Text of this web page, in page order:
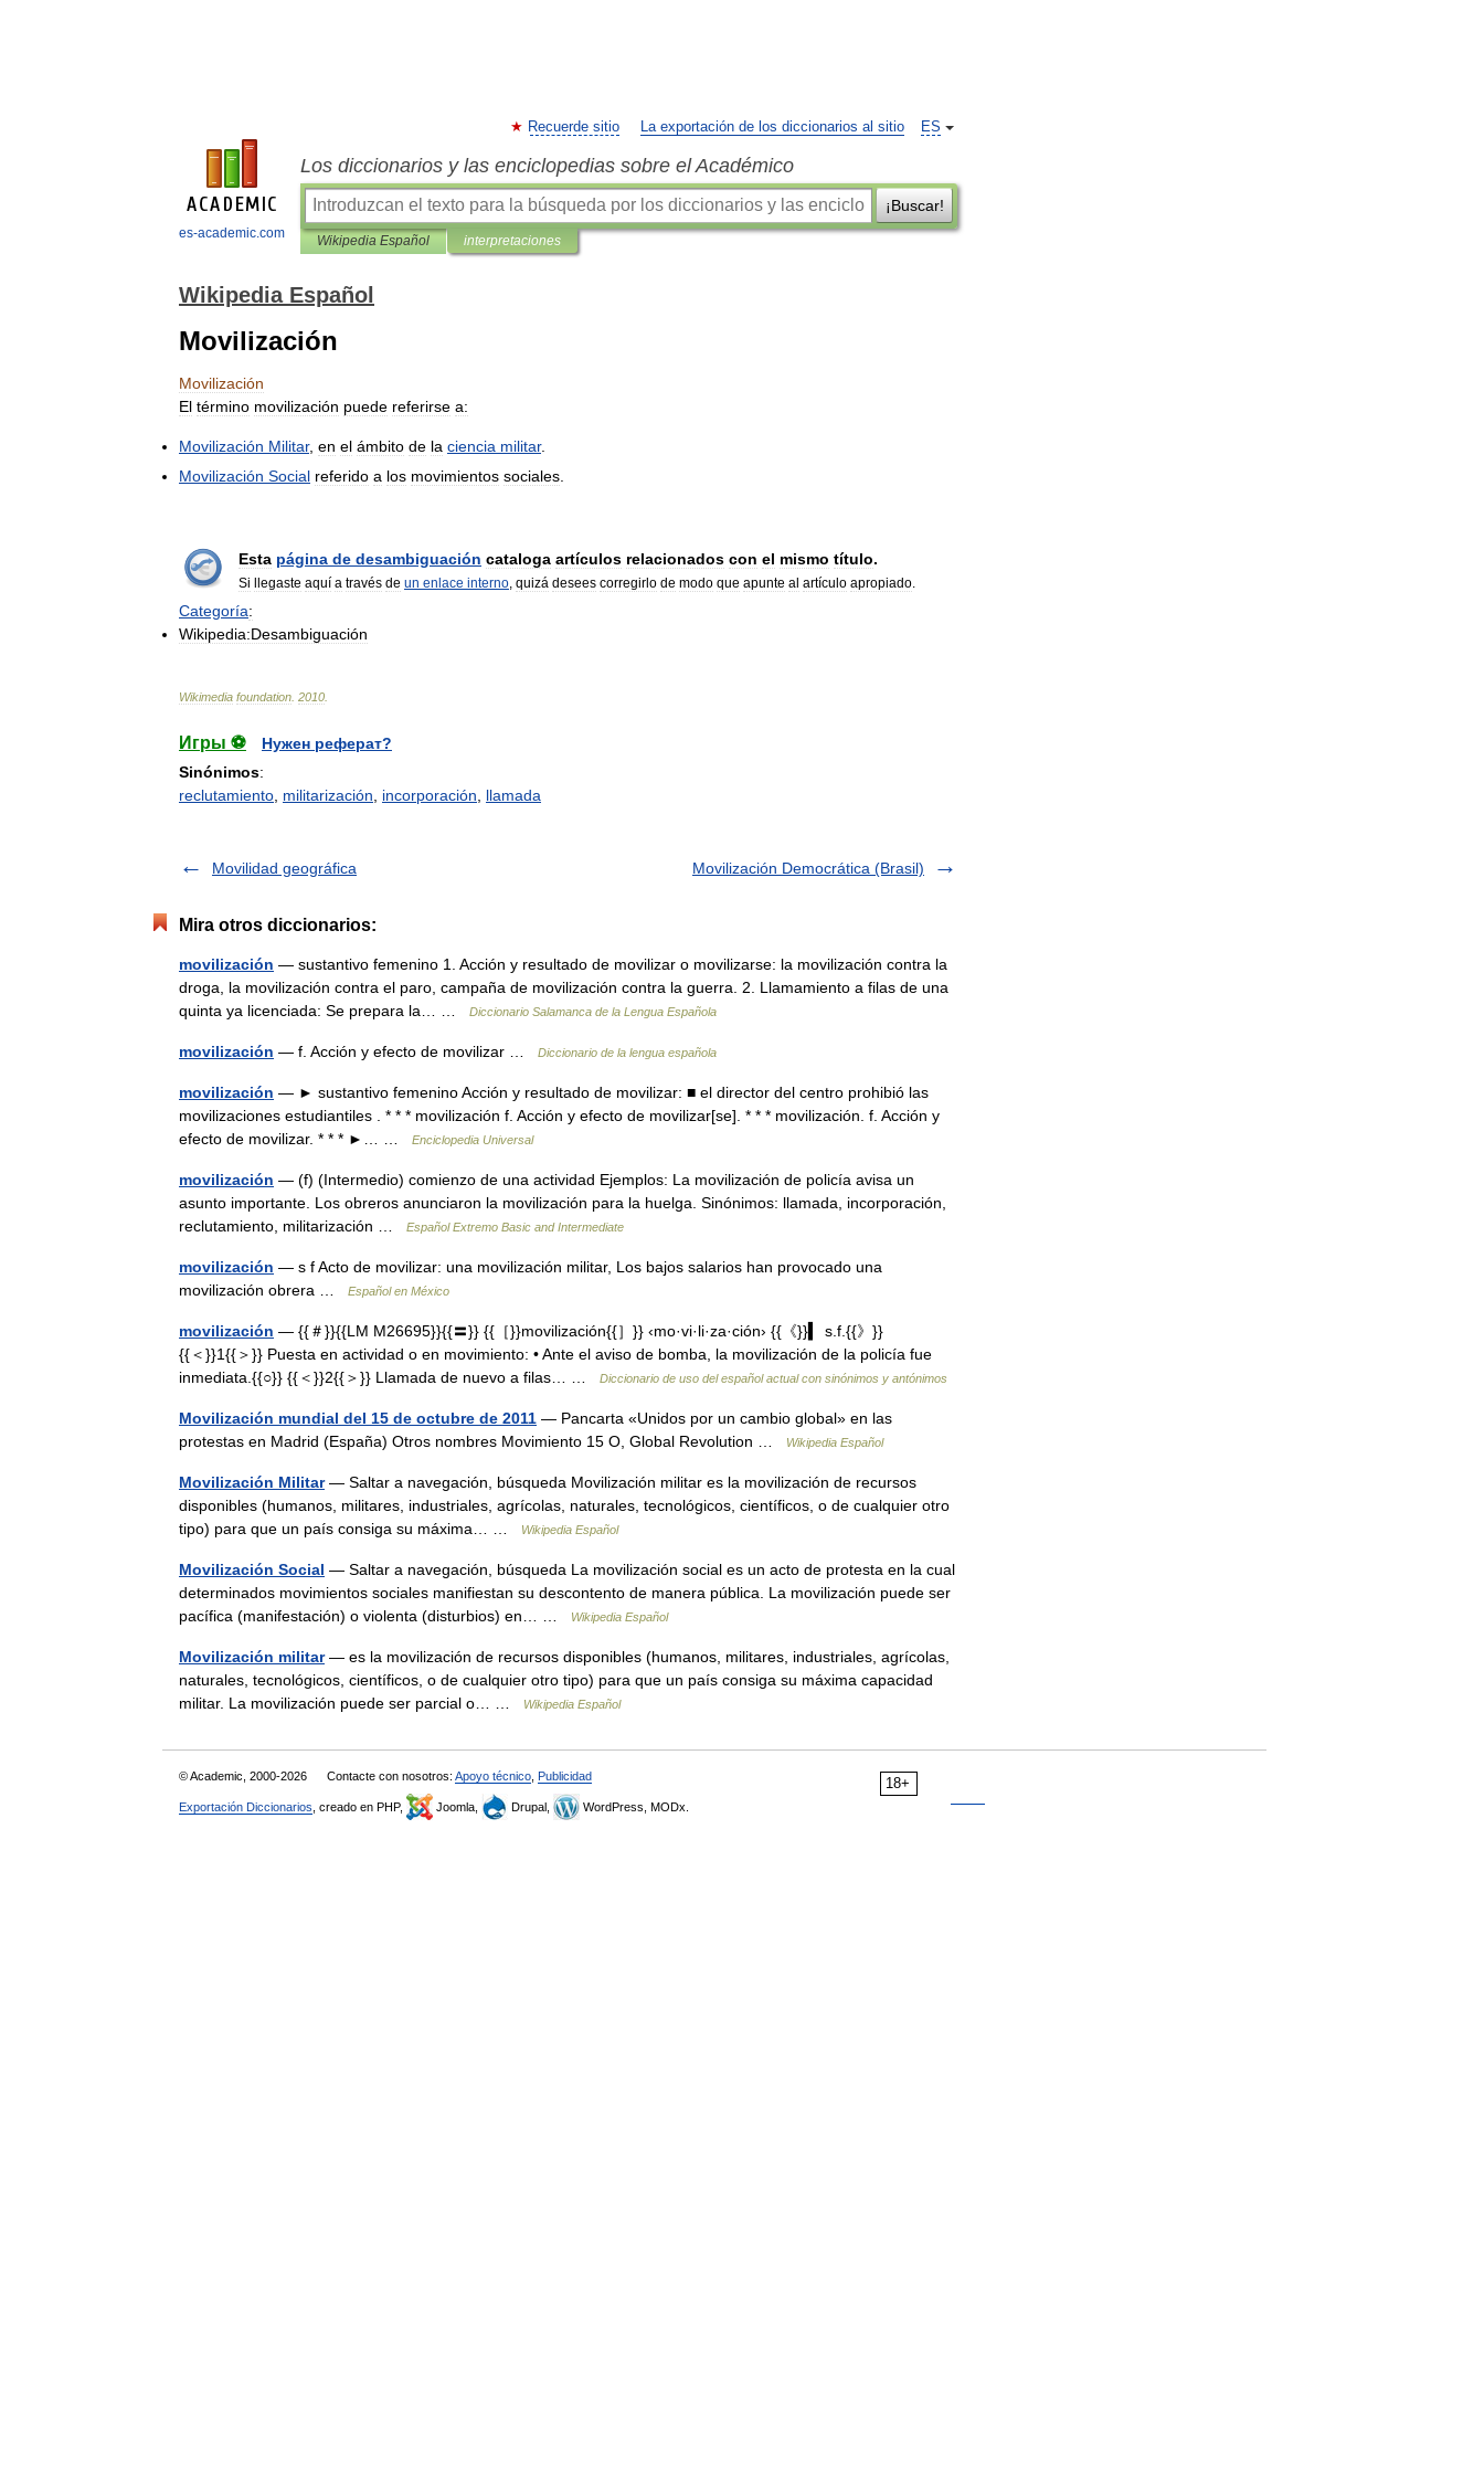
es-academic.com
ES
Recuerde sitio La exportación de los diccionarios al sitio
Los diccionarios y las enciclopedias sobre el Académico
¡Buscar!
Wikipedia Español interpretaciones
Wikipedia Español
Movilización
Movilización
El término movilización puede referirse a:
Movilización Militar, en el ámbito de la ciencia militar.
Movilización Social referido a los movimientos sociales
Esta página de desambiguación cataloga artículos relacionados con el mismo título.
Si llegaste aquí a través de un enlace interno, quizá desees corregirlo de modo que apunte al artículo apropiado.
Categoría:
Wikipedia:Desambiguación
Wikimedia foundation 2010
Игры ⚽
Нужен реферат?
Sinónimos:
reclutamiento militarización incorporación llamada
Movilidad geográfica Movilización Democrática (Brasil)
Mira otros diccionarios:
movilización — sustantivo femenino 1. Acción y resultado de movilizar o movilizarse: la movilización contra la
droga, la movilización contra el paro, campaña de movilización contra la guerra. 2. Llamamiento a filas de una
quinta ya licenciada: Se prepara la… …
Diccionario Salamanca de la Lengua Española
movilización — f. Acción y efecto de movilizar … Diccionario de la lengua española
movilización — ► sustantivo femenino Acción y resultado de movilizar: ■ el director del centro prohibió las
movilizaciones estudiantiles . * * * movilización f. Acción y efecto de movilizar[se]. * * * movilización. f. Acción y
efecto de movilizar. * * * ►… …
Enciclopedia Universal
movilización — (f) (Intermedio) comienzo de una actividad Ejemplos: La movilización de policía avisa un
asunto importante. Los obreros anunciaron la movilización para la huelga. Sinónimos: llamada, incorporación,
reclutamiento, militarización …
Español Extremo Basic and Intermediate
movilización — s f Acto de movilizar: una movilización militar, Los bajos salarios han provocado una
movilización obrera …
Español en México
movilización — {{＃}}{{LM M26695}}{{〓}} {{［}}movilización{{］}} ‹mo·vi·li·za·ción› {{《}}▍ s.f.{{》}}
{{＜}}1{{＞}} Puesta en actividad o en movimiento: • Ante el aviso de bomba, la movilización de la policía fue
inmediata.{{○}} {{＜}}2{{＞}} Llamada de nuevo a filas… …
Diccionario de uso del español actual con sinónimos y antónimos
Movilización mundial del 15 de octubre de 2011 — Pancarta «Unidos por un cambio global» en las
protestas en Madrid (España) Otros nombres Movimiento 15 O, Global Revolution …
Wikipedia Español
Movilización Militar— Saltar a navegación, búsqueda Movilización militar es la movilización de recursos
disponibles (humanos, militares, industriales, agrícolas, naturales, tecnológicos, científicos, o de cualquier otro
tipo) para que un país consiga su máxima… …
Wikipedia Español
Movilización Social — Saltar a navegación, búsqueda La movilización social es un acto de protesta en la cual
determinados movimientos sociales manifiestan su descontento de manera pública. La movilización puede ser
pacífica (manifestación) o violenta (disturbios) en… …
Wikipedia Español
Movilización militar— es la movilización de recursos disponibles (humanos, militares, industriales, agrícolas,
naturales, tecnológicos, científicos, o de cualquier otro tipo) para que un país consiga su máxima capacidad
militar. La movilización puede ser parcial o… …
Wikipedia Español
18+
© Academic, 2000-2026 Contacte con nosotros: Apoyo técnico Publicidad
Exportación Diccionarios , creado en PHP, Joomla, Drupal, WordPress, MODx.